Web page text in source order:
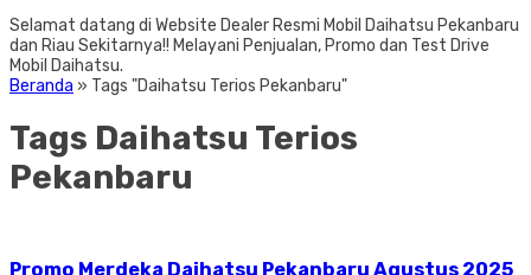
Selamat datang di Website Dealer Resmi Mobil Daihatsu Pekanbaru
dan Riau Sekitarnya!! Melayani Penjualan, Promo dan Test Drive
Mobil Daihatsu.
Beranda » Tags "Daihatsu Terios Pekanbaru"
Tags Daihatsu Terios
Pekanbaru
Promo Merdeka Daihatsu Pekanbaru Agustus 2025